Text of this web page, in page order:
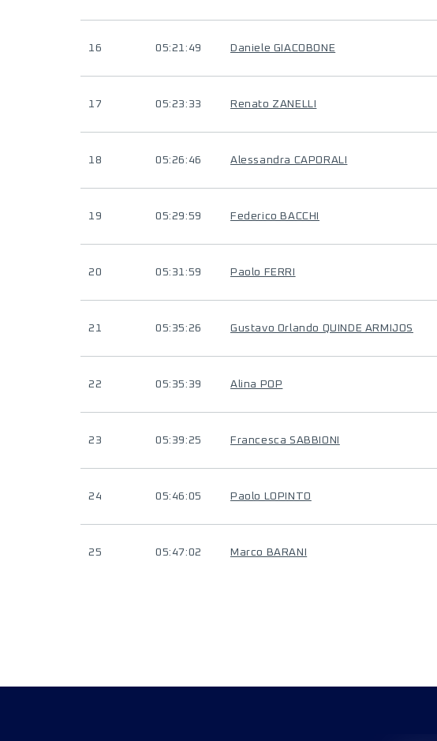
16 05:21:49 Daniele GIACOBONE
17 05:23:33 Renato ZANELLI
18 05:26:46 Alessandra CAPORALI
19 05:29:59 Federico BACCHI
20 05:31:59 Paolo FERRI
21 05:35:26 Gustavo Orlando QUINDE ARMIJOS
22 05:35:39 Alina POP
23 05:39:25 Francesca SABBIONI
24 05:46:05 Paolo LOPINTO
25 05:47:02 Marco BARANI